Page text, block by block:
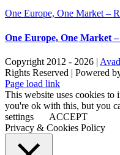
One Europe, One Market –
One Europe, One Market
Copyright 2012 - 2026 |
Rights Reserved | Powered
Facebook
X
Instagram
Pinterest
Page load link
This website uses cookies to
you're ok with this, but you
settings
ACCEPT
Privacy & Cookies Policy